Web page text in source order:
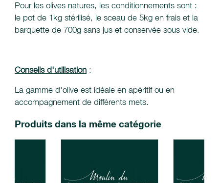
Pour les olives natures, les conditionnements sont :
le pot de 1kg stérilisé, le sceau de 5kg en frais et la
barquette de 700g sans jus et conservée sous vide.
Conseils d'utilisation :
La gamme d'olive est idéale en apéritif ou en
accompagnement de différents mets.
Produits dans la même catégorie